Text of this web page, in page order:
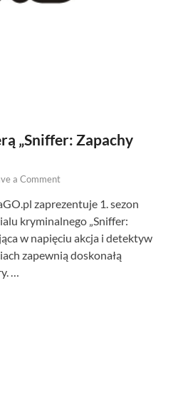
„Sniffer: Zapachy
a Comment
zaprezentuje 1. sezon
kryminalnego „Sniffer:
w napięciu akcja i detektyw
zapewnią doskonałą
…